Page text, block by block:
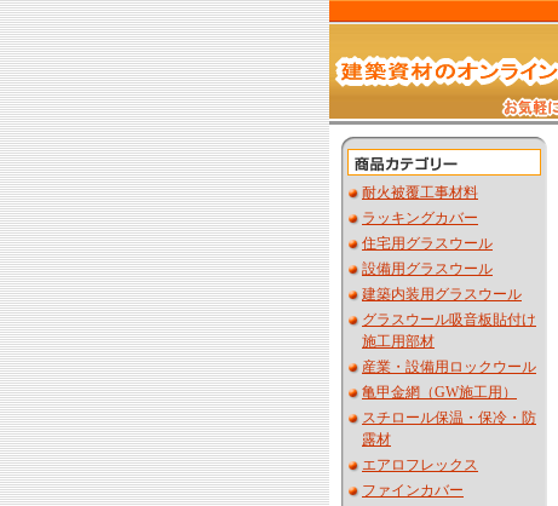
耐火被覆工事材料
ラッキングカバー
住宅用グラスウール
設備用グラスウール
建築内装用グラスウール
グラスウール吸音板貼付け
施工用部材
産業・設備用ロックウール
亀甲金網（GW施工用）
スチロール保温・保冷・防
露材
エアロフレックス
ファインカバー